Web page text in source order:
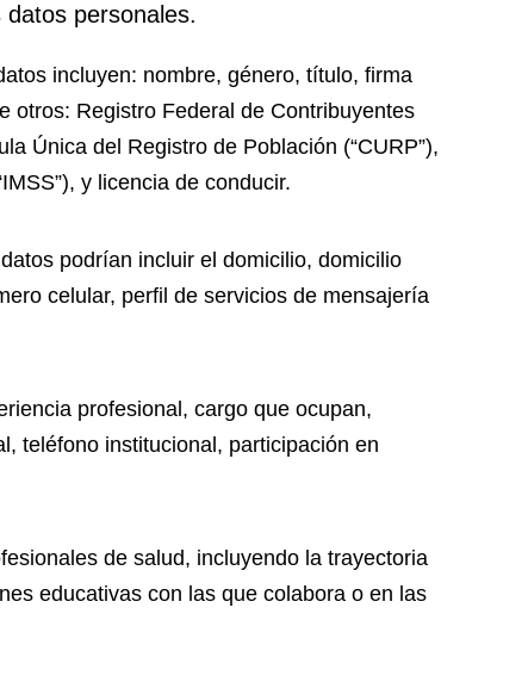
personales.
incluyen: nombre, género, título, firma
otros: Registro Federal de Contribuyentes
Única del Registro de Población (“CURP”),
y licencia de conducir.
podrían incluir el domicilio, domicilio
celular, perfil de servicios de mensajería
profesional, cargo que ocupan,
teléfono institucional, participación en
de salud, incluyendo la trayectoria
educativas con las que colabora o en las